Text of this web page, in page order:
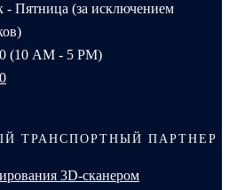
- Пятница (за исключением
(10 AM - 5 PM)
ТРАНСПОРТНЫЙ ПАРТНЕР
3D-сканером